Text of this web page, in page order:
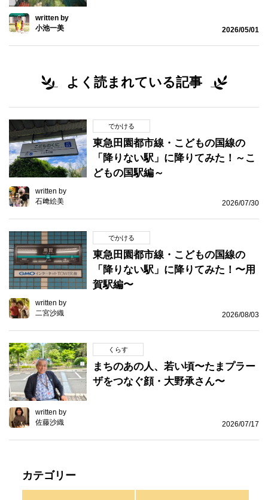
written by
小池一美
2026/05/01
よく読まれている記事
でかける
東急田園都市線・こどもの国線の
「降りない駅」に降りてみた！～こ
どもの国駅編～
written by
石﨑絵美
2026/07/30
でかける
東急田園都市線・こどもの国線の
「降りない駅」に降りてみた！〜用
賀駅編〜
written by
二宮沙織
2026/08/03
くらす
まちのあの人、若い頃〜たまプラー
ザをつなぐ顔・大野承さん〜
written by
佐藤沙織
2026/07/17
カテゴリー